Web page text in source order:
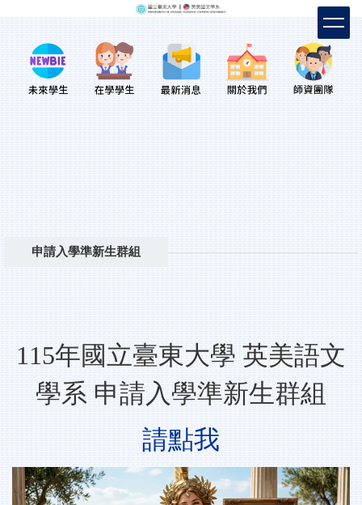
申請入學準新生群組
115年國立臺東大學 英美語文
學系 申請入學準新生群組
請點我